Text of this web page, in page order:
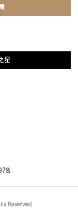
星
Reserved